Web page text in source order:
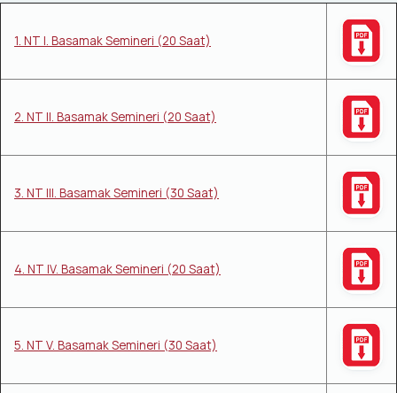
1. NT I. Basamak Semineri (20 Saat)
2. NT II. Basamak Semineri (20 Saat)
3. NT III. Basamak Semineri (30 Saat)
4. NT IV. Basamak Semineri (20 Saat)
5. NT V. Basamak Semineri (30 Saat)